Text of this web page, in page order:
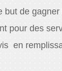
but de gagner
pour des
en